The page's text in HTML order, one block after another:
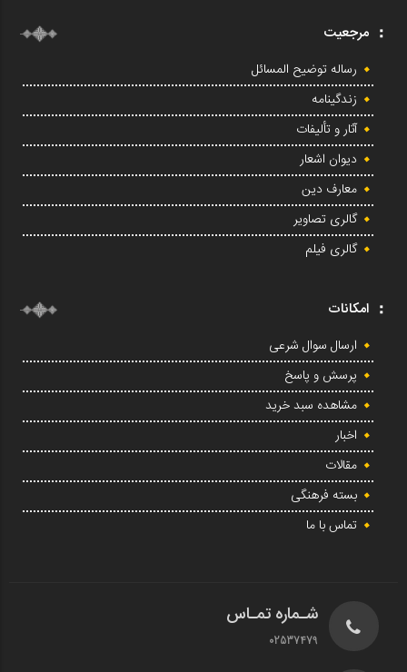
مرجعیت
رساله توضیح المسائل
زندگینامه
آثار و تألیفات
دیوان اشعار
معارف دین
گالری تصاویر
گالری فیلم
امکانات
ارسال سوال شرعی
پرسش و پاسخ
مشاهده سبد خرید
اخبار
مقالات
بسته فرهنگی
تماس با ما
شـماره تمـاس
02537479